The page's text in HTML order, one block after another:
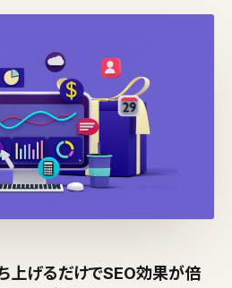
上げるだけでSEO効果が倍